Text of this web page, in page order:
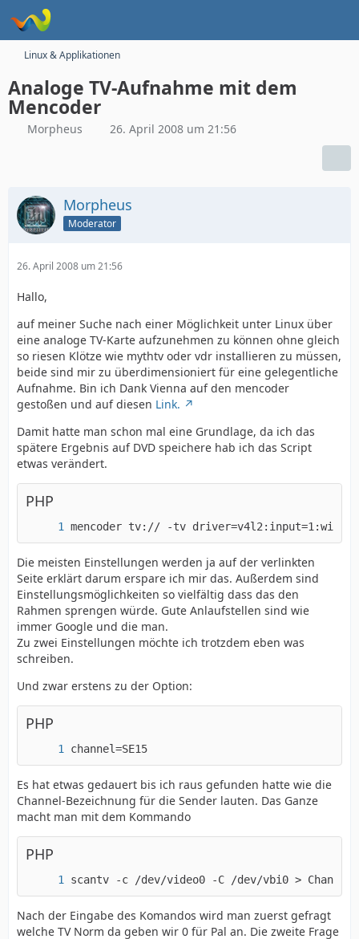
Linux & Applikationen
Analoge TV-Aufnahme mit dem
Mencoder
Morpheus 26. April 2008 um 21:56
Morpheus
Moderator
26. April 2008 um 21:56
Hallo,
auf meiner Suche nach einer Möglichkeit unter Linux über
eine analoge TV-Karte aufzunehmen zu können ohne gleich
so riesen Klötze wie mythtv oder vdr installieren zu müssen,
beide sind mir zu überdimensioniert für eine gelegentliche
Aufnahme. Bin ich Dank Vienna auf den mencoder
gestoßen und auf diesen Link.
Damit hatte man schon mal eine Grundlage, da ich das
spätere Ergebnis auf DVD speichere hab ich das Script
etwas verändert.
PHP
mencoder tv:// -tv
Die meisten Einstellungen werden ja auf der verlinkten
Seite erklärt darum erspare ich mir das. Außerdem sind
Einstellungsmöglichkeiten so vielfältig dass das den
Rahmen sprengen würde. Gute Anlaufstellen sind wie
immer Google und die man.
Zu zwei Einstellungen möchte ich trotzdem eben was
schreiben.
Und zwar erstens zu der Option:
PHP
channel=SE15
Es hat etwas gedauert bis ich raus gefunden hatte wie die
Channel-Bezeichnung für die Sender lauten. Das Ganze
macht man mit dem Kommando
PHP
scantv -c /dev/video0 -C /dev/vbi0 >
Nach der Eingabe des Komandos wird man zuerst gefragt
welche TV Norm da geben wir 0 für Pal an. Die zweite Frage